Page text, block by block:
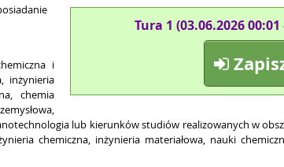
Tura 1 (03.06.2026
i
inżynieria
chemia
lub kierunków studiów realizowanych w
chemiczna, inżynieria materiałowa, nauki